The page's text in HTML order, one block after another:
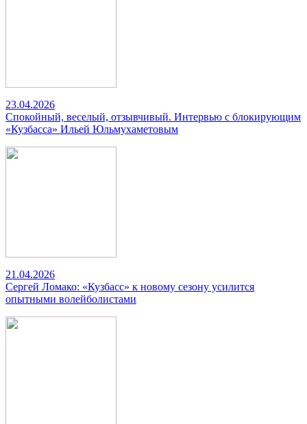
23.04.2026
Спокойный, веселый, отзывчивый. Интервью с блокирующим
«Кузбасса» Ильей Юльмухаметовым
21.04.2026
Сергей Ломако: «Кузбасс» к новому сезону усилится
опытными волейболистами